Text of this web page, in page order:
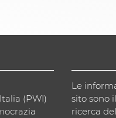
(PWI)
Le
sito sono
ricerca